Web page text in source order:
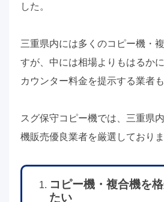
した。
三重県内には多くのコピー機・
すが、中には相場よりもはるか
カウンター料金を提示する業者
スグ保守コピー機では、三重県
機販売優良業者を厳選しておりま
コピー機・複合機を
たい